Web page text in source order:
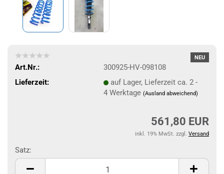
NEU
Art.Nr.:
300925-HV-098108
Lieferzeit:
auf Lager, Lieferzeit ca. 2 -
4 Werktage (Ausland abweichend)
561,80 EUR
inkl. 19% MwSt. zzgl. Versand
Satz:
Satz